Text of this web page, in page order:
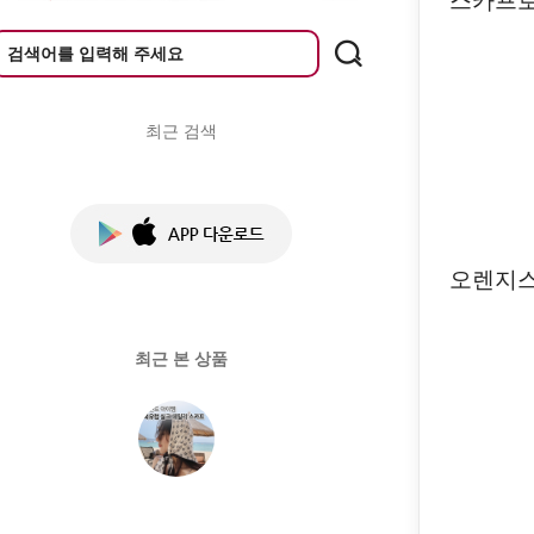
최근 검색
최근 본 상품
오렌지